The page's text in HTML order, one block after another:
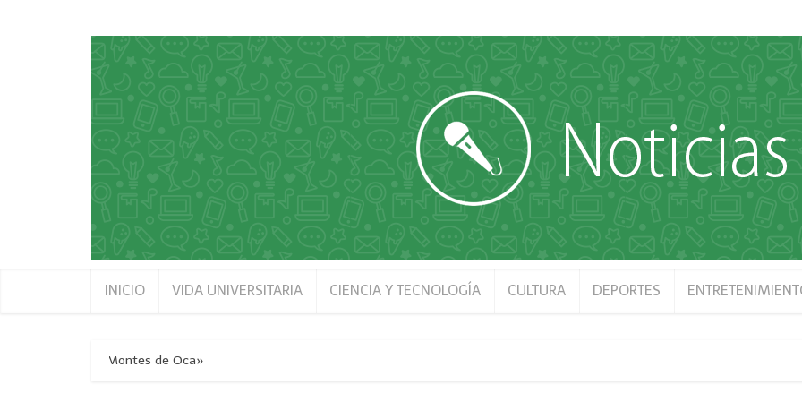
INICIO VIDA UNIVERSITARIA CIENCIA Y TECNOLOGÍA CULTURA DEPORTES
Saíz Montes de Oca»